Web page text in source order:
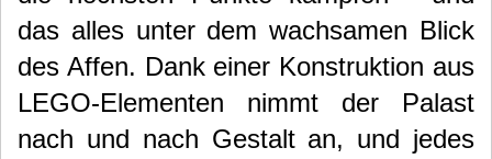
das alles unter dem wachsamen Blick
des Affen. Dank einer Konstruktion aus
LEGO-Elementen nimmt der Palast
nach und nach Gestalt an, und jedes